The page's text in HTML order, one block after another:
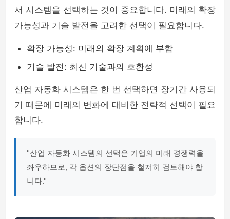
서 시스템을 선택하는 것이 중요합니다. 미래의 확장
가능성과 기술 발전을 고려한 선택이 필요합니다.
확장 가능성: 미래의 확장 계획에 부합
기술 발전: 최신 기술과의 호환성
산업 자동화 시스템은 한 번 선택하면 장기간 사용되
기 때문에 미래의 변화에 대비한 전략적 선택이 필요
합니다.
"산업 자동화 시스템의 선택은 기업의 미래 경쟁력을
좌우하므로, 각 옵션의 장단점을 철저히 검토해야 합
니다."